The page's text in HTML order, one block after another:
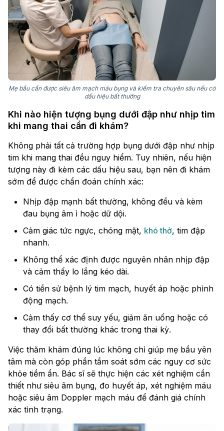
Mẹ bầu cần được siêu âm mạch máu bụng và kiểm tra chuyên sâu nếu có
dấu hiệu bất thường
Khi nào hiện tượng bụng dưới đập như nhịp tim
khi mang thai cần đi khám?
Không phải tất cả trường hợp bụng dưới đập như nhịp
tim khi mang thai đều nguy hiểm. Tuy nhiên, nếu hiện
tượng này đi kèm các dấu hiệu sau, bạn nên đi khám
sớm để được chẩn đoán chính xác:
Nhịp đập mạnh bất thường, không đều và kèm
đau bụng âm ỉ hoặc dữ dội.
Cảm giác tức ngực, chóng mặt, khó thở, tim đập
nhanh.
Không thể xác định được nguyên nhân nhịp đập
và cảm thấy lo lắng kéo dài.
Có tiền sử bệnh lý tim mạch, huyết áp hoặc phình
động mạch.
Cảm thấy cơ thể suy yếu, giảm ăn uống hoặc có
thay đổi bất thường khác trong thai kỳ.
Việc thăm khám đúng lúc không chỉ giúp mẹ bầu yên
tâm mà còn góp phần tầm soát sớm các nguy cơ sức
khỏe tiềm ẩn. Bác sĩ sẽ thực hiện các xét nghiệm cần
thiết như siêu âm bụng, đo huyết áp, xét nghiệm máu
hoặc siêu âm Doppler mạch máu để đánh giá chính
xác tình trạng.